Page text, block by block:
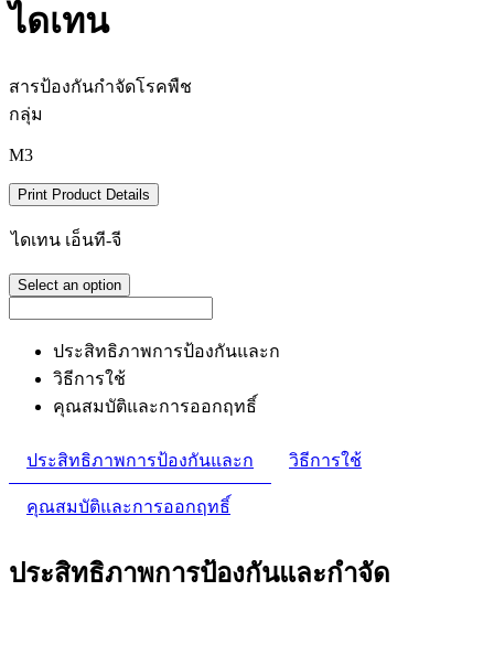
ไดเทน
สารป้องกันกำจัดโรคพืช
กลุ่ม
M3
Print Product Details
ไดเทน เอ็นที-จี
Select an option
ประสิทธิภาพการป้องกันและก
วิธีการใช้
คุณสมบัติและการออกฤทธิ์
ประสิทธิภาพการป้องกันและก วิธีการใช้
คุณสมบัติและการออกฤทธิ์
ประสิทธิภาพการป้องกันและกำจัด